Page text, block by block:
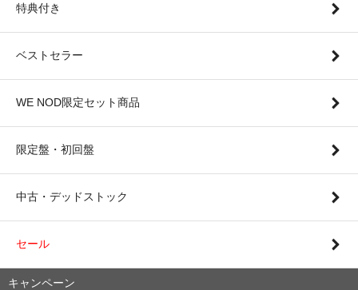
特典付き
ベストセラー
WE NOD限定セット商品
限定盤・初回盤
中古・デッドストック
セール
キャンペーン